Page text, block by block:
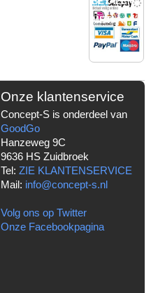
MET:
Onze klantenservice
Concept-S is onderdeel van
GoodGo
Hanzeweg 9C
9636 HS Zuidbroek
Tel: ZIE KLANTENSERVICE
Mail: info@concept-s.nl
Volg ons op Twitter
Onze Facebookpagina